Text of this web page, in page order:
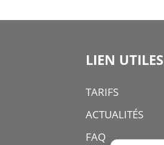
LIEN UTILES
TARIFS
ACTUALITÉS
FAQ